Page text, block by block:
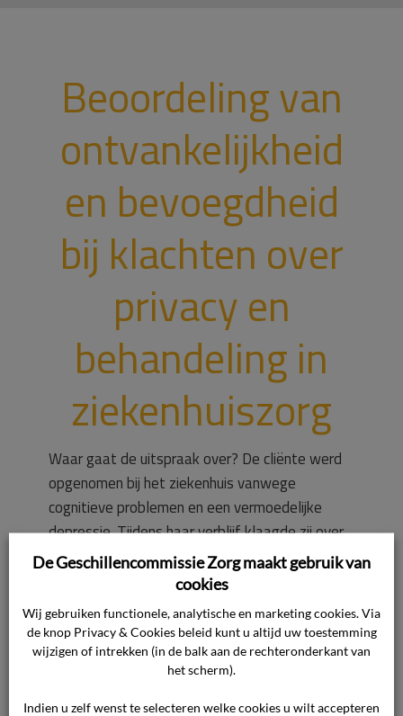
Beoordeling van
ontvankelijkheid
en bevoegdheid
bij klachten over
privacy en
behandeling in
ziekenhuiszorg
Waar gaat de uitspraak over? De cliënte werd
opgenomen bij het ziekenhuis vanwege
cognitieve problemen en een vermoedelijke
depressie. Tijdens haar verblijf klaagde zij over
diverse schendingen van haar rechten,
waaronder ongeoorloofd onderzoek door een
student, privacyschending, onjuiste
informatieverstrekking en fouten in haar
medisch dossier. Zij eiste onder meer
verwijdering van gegevens. Volgens het
ziekenhuis […]
De Geschillencommissie Zorg maakt gebruik van
cookies
Wij gebruiken functionele, analytische en marketing cookies. Via
de knop Privacy & Cookies beleid kunt u altijd uw toestemming
wijzigen of intrekken (in de balk aan de rechteronderkant van
het scherm).
Indien u zelf wenst te selecteren welke cookies u wilt accepteren